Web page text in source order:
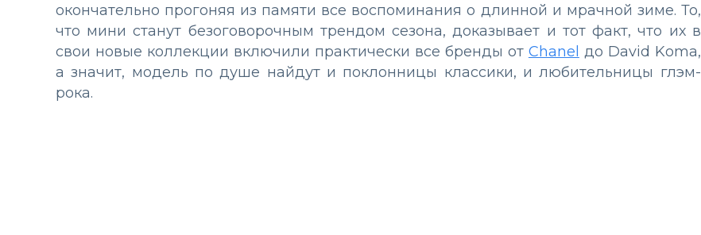
окончательно прогоняя из памяти все воспоминания о длинной и мрачной зиме. То,
что мини станут безоговорочным трендом сезона, доказывает и тот факт, что их в
свои новые коллекции включили практически все бренды от Chanel до David Koma,
а значит, модель по душе найдут и поклонницы классики, и любительницы глэм-
рока.